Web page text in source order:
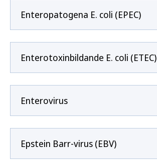
Enteropatogena E. coli (EPEC)
Enterotoxinbildande E. coli (ETEC)
Enterovirus
Epstein Barr-virus (EBV)